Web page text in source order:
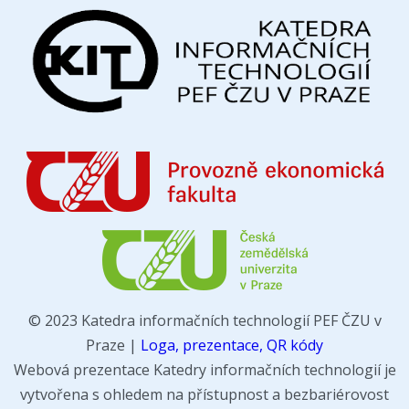
© 2023 Katedra informačních technologií PEF ČZU v
Praze | Loga, prezentace, QR kódy
Webová prezentace Katedry informačních technologií je
vytvořena s ohledem na přístupnost a bezbariérovost